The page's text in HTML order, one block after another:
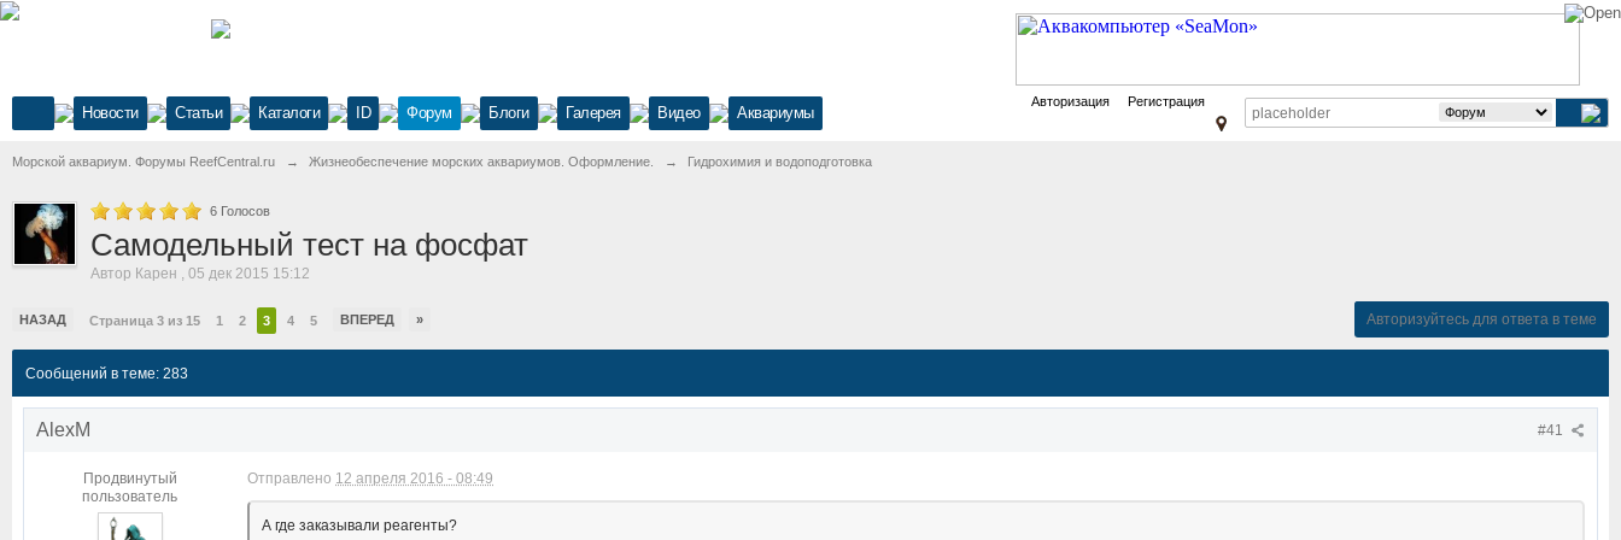
Новости Статьи Каталоги ID Форум Блоги Галерея Видео Аквариумы
Авторизация Регистрация
Морской аквариум. Форумы ReefCentral.ru → Жизнеобеспечение морских аквариумов. Оформление. → Гидрохимия и водоподготовка
6 Голосов
Самодельный тест на фосфат
Автор Карен , 05 дек 2015 15:12
НАЗАД Страница 3 из 15 1 2 3 4 5 ВПЕРЕД » Авторизуйтесь для ответа в теме
Сообщений в теме: 283
#41
AlexM
Продвинутый
пользователь
Отправлено 12 апреля 2016 - 08:49
А где заказывали реагенты?